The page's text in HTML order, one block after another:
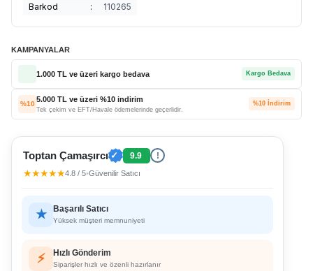
Barkod
: 110265
KAMPANYALAR
1.000 TL ve üzeri kargo bedava Kargo Bedava
%10
5.000 TL ve üzeri %10 indirim
Tek çekim ve EFT/Havale ödemelerinde geçerlidir.
%10 İndirim
Toptan Çamaşırcı ✓ 9.9 !
★★★★★4.8 / 5•Güvenilir Satıcı
★ Başarılı Satıcı
Yüksek müşteri memnuniyeti
⚡ Hızlı Gönderim
Siparişler hızlı ve özenli hazırlanır